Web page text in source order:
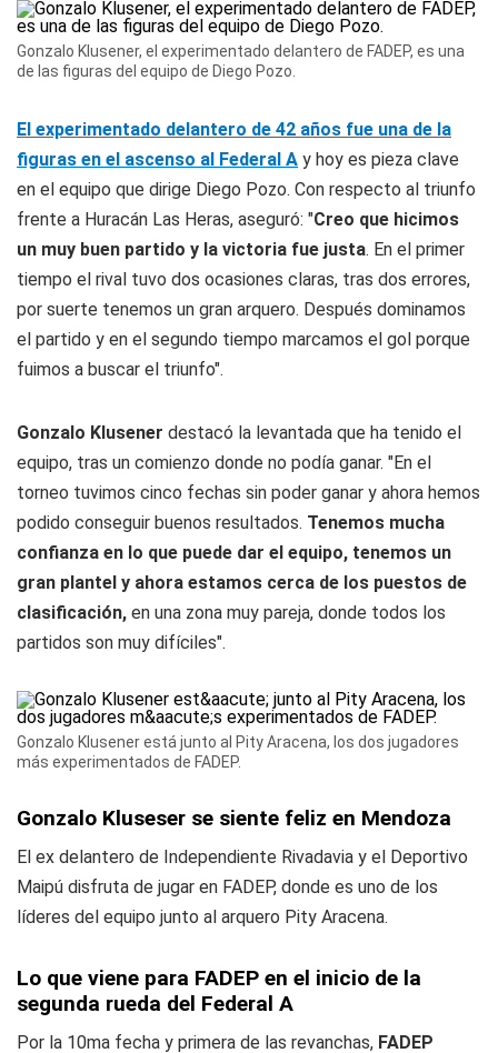
Gonzalo Klusener, el experimentado delantero de FADEP, es una
de las figuras del equipo de Diego Pozo.
El experimentado delantero de 42 años fue una de la
figuras en el ascenso al Federal A y hoy es pieza clave
en el equipo que dirige Diego Pozo. Con respecto al triunfo
frente a Huracán Las Heras, aseguró: "Creo que hicimos
un muy buen partido y la victoria fue justa. En el primer
tiempo el rival tuvo dos ocasiones claras, tras dos errores,
por suerte tenemos un gran arquero. Después dominamos
el partido y en el segundo tiempo marcamos el gol porque
fuimos a buscar el triunfo".
Gonzalo Klusener destacó la levantada que ha tenido el
equipo, tras un comienzo donde no podía ganar. "En el
torneo tuvimos cinco fechas sin poder ganar y ahora hemos
podido conseguir buenos resultados. Tenemos mucha
confianza en lo que puede dar el equipo, tenemos un
gran plantel y ahora estamos cerca de los puestos de
clasificación, en una zona muy pareja, donde todos los
partidos son muy difíciles".
Gonzalo Klusener está junto al Pity Aracena, los dos jugadores
más experimentados de FADEP.
Gonzalo Kluseser se siente feliz en Mendoza
El ex delantero de Independiente Rivadavia y el Deportivo
Maipú disfruta de jugar en FADEP, donde es uno de los
líderes del equipo junto al arquero Pity Aracena.
Lo que viene para FADEP en el inicio de la
segunda rueda del Federal A
Por la 10ma fecha y primera de las revanchas, FADEP